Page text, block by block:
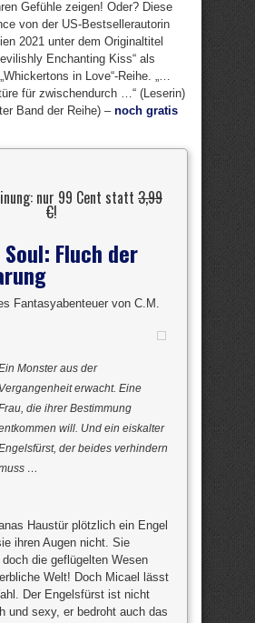
Gefühle zeigen! Oder? Diese
von der US-Bestsellerautorin
2021 unter dem Originaltitel
Enchanting Kiss“ als
in Love“-Reihe. „…
für zwischendurch …“ (Leserin)
Band der Reihe) –noch gratis
nur 99 Cent statt 3,99
€!
Soul: Fluch der
Fantasyabenteuer von C.M.
Monster aus der
Vergangenheit erwacht. Eine
die ihrer Bestimmung
will. Und ein eiskalter
der beides verhindern
…
Haustür plötzlich ein Engel
ihren Augen nicht. Sie
die geflügelten Wesen
Welt! Doch Micael lässt
Der Engelsfürst ist nicht
und sexy, er bedroht auch das